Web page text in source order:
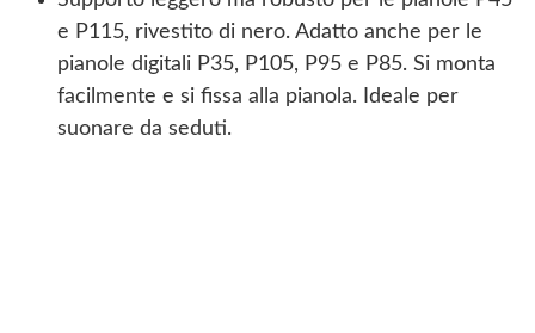
e P115, rivestito di nero. Adatto anche per le
pianole digitali P35, P105, P95 e P85. Si monta
facilmente e si fissa alla pianola. Ideale per
suonare da seduti.